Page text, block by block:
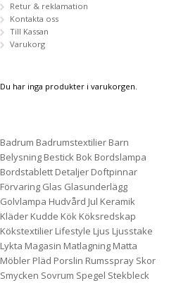
Retur & reklamation
Kontakta oss
Till Kassan
Varukorg
Du har inga produkter i varukorgen.
Badrum Badrumstextilier Barn
Belysning Bestick Bok Bordslampa
Bordstablett Detaljer Doftpinnar
Förvaring Glas Glasunderlägg
Golvlampa Hudvård Jul Keramik
Kläder Kudde Kök Köksredskap
Kökstextilier Lifestyle Ljus Ljusstake
Lykta Magasin Matlagning Matta
Möbler Pläd Porslin Rumsspray Skor
Smycken Sovrum Spegel Stekbleck